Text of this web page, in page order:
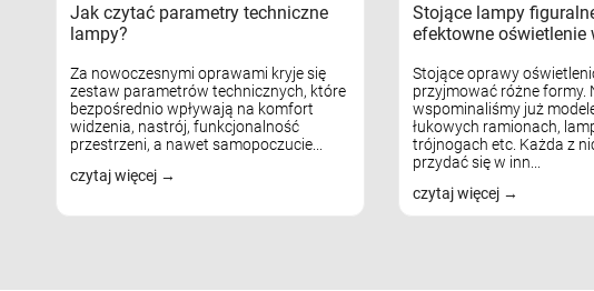
Jak czytać parametry techniczne
lampy?
Za nowoczesnymi oprawami kryje się
zestaw parametrów technicznych, które
bezpośrednio wpływają na komfort
widzenia, nastrój, funkcjonalność
przestrzeni, a nawet samopoczucie...
czytaj więcej
Stojące lampy
efektowne oświetlenie
Stojące oprawy
przyjmować różne formy.
wspominaliśmy już
łukowych ramionach,
trójnogach etc. Każda z
przydać się w inn...
czytaj więcej